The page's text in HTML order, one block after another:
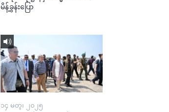
မိန့်ခွန်းပြော
၁၄ မတ္၊ ၂၀၂၅